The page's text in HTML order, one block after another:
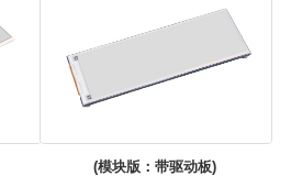
(模块版：带驱动板)